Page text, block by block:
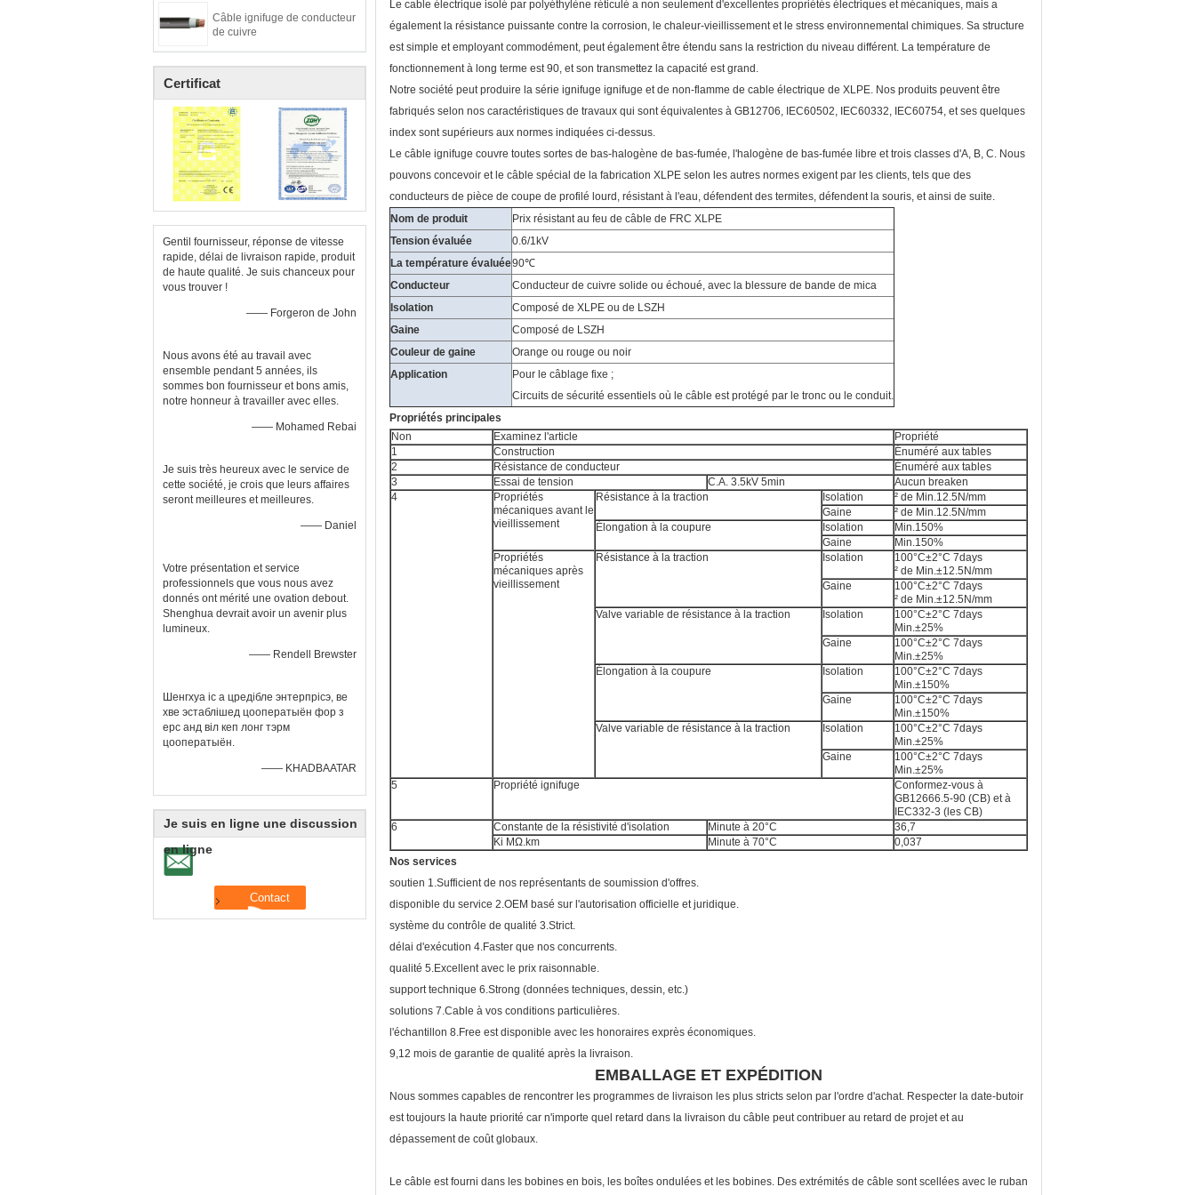
Câble ignifuge de conducteur
de cuivre
Certificat
Gentil fournisseur, réponse de vitesse
rapide, délai de livraison rapide, produit
de haute qualité. Je suis chanceux pour
vous trouver !
—— Forgeron de John
Nous avons été au travail avec
ensemble pendant 5 années, ils
sommes bon fournisseur et bons amis,
notre honneur à travailler avec elles.
—— Mohamed Rebai
Je suis très heureux avec le service de
cette société, je crois que leurs affaires
seront meilleures et meilleures.
—— Daniel
Votre présentation et service
professionnels que vous nous avez
donnés ont mérité une ovation debout.
Shenghua devrait avoir un avenir plus
lumineux.
—— Rendell Brewster
Шенгхуа іс а цредібле энтерпрісэ, ве
хве эстаблішед цооператыён фор з
ерс анд віл кеп лонг тэрм
цооператыён.
—— KHADBAATAR
Je suis en ligne une discussion
en ligne
Le cable électrique isolé par polyéthylène réticulé a non seulement d'excellentes propriétés électriques et mécaniques, mais a
également la résistance puissante contre la corrosion, le chaleur-vieillissement et le stress environnemental chimiques. Sa structure
est simple et employant commodément, peut également être étendu sans la restriction du niveau différent. La température de
fonctionnement à long terme est 90, et son transmettez la capacité est grand.
Notre société peut produire la série ignifuge ignifuge et de non-flamme de cable électrique de XLPE. Nos produits peuvent être
fabriqués selon nos caractéristiques de travaux qui sont équivalentes à GB12706, IEC60502, IEC60332, IEC60754, et ses quelques
index sont supérieurs aux normes indiquées ci-dessus.
Le câble ignifuge couvre toutes sortes de bas-halogène de bas-fumée, l'halogène de bas-fumée libre et trois classes d'A, B, C. Nous
pouvons concevoir et le câble spécial de la fabrication XLPE selon les autres normes exigent par les clients, tels que des
conducteurs de pièce de coupe de profilé lourd, résistant à l'eau, défendent des termites, défendent la souris, et ainsi de suite.
Nom de produit
Prix résistant au feu de câble de FRC XLPE
Tension évaluée
0.6/1kV
La température évaluée90℃
Conducteur
Conducteur de cuivre solide ou échoué, avec la blessure de bande de mica
Isolation
Composé de XLPE ou de LSZH
Gaine
Composé de LSZH
Couleur de gaine
Orange ou rouge ou noir
Application
Pour le câblage fixe ;
Circuits de sécurité essentiels où le câble est protégé par le tronc ou le conduit.
Propriétés principales
Non
Examinez l'article
Propriété
1
Construction
Énuméré aux tables
2
Résistance de conducteur
Énuméré aux tables
3
Essai de tension C.A. 3.5kV 5min
Aucun breaken
4
Propriétés
mécaniques avant le
vieillissement
Résistance à la traction Isolation
² de Min.12.5N/mm
Gaine
² de Min.12.5N/mm
Élongation à la coupure
Isolation
Min.150%
Gaine
Min.150%
Propriétés
mécaniques après
vieillissement
Résistance à la traction Isolation
100°C±2°C 7days
² de Min.±12.5N/mm
Gaine
100°C±2°C 7days
² de Min.±12.5N/mm
Valve variable de résistance à la traction
Isolation
100°C±2°C 7days
Min.±25%
Gaine
100°C±2°C 7days
Min.±25%
Élongation à la coupure
Isolation
100°C±2°C 7days
Min.±150%
Gaine
100°C±2°C 7days
Min.±150%
Valve variable de résistance à la traction
Isolation
100°C±2°C 7days
Min.±25%
Gaine
100°C±2°C 7days
Min.±25%
5
Propriété ignifuge
Conformez-vous à
GB12666.5-90 (CB) et à
IEC332-3 (les CB)
6
Constante de la résistivité d'isolation Minute à 20°C
36,7
Ki MΩ.km
Minute à 70°C
0,037
Nos services
soutien 1.Sufficient de nos représentants de soumission d'offres.
disponible du service 2.OEM basé sur l'autorisation officielle et juridique.
système du contrôle de qualité 3.Strict.
délai d'exécution 4.Faster que nos concurrents.
qualité 5.Excellent avec le prix raisonnable.
support technique 6.Strong (données techniques, dessin, etc.)
solutions 7.Cable à vos conditions particulières.
l'échantillon 8.Free est disponible avec les honoraires exprès économiques.
9,12 mois de garantie de qualité après la livraison.
EMBALLAGE ET EXPÉDITION
Nous sommes capables de rencontrer les programmes de livraison les plus stricts selon par l'ordre d'achat. Respecter la date-butoir
est toujours la haute priorité car n'importe quel retard dans la livraison du câble peut contribuer au retard de projet et au
dépassement de coût globaux.
Le câble est fourni dans les bobines en bois, les boîtes ondulées et les bobines. Des extrémités de câble sont scellées avec le ruban